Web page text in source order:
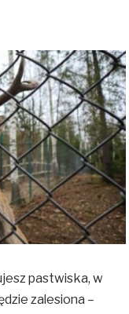
pastwiska, w
zalesiona –